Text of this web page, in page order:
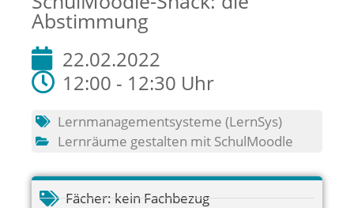
Abstimmung
22.02.2022
12:00 - 12:30 Uhr
Lernmanagementsysteme (LernSys)
Lernräume gestalten mit SchulMoodle
Fächer: kein Fachbezug